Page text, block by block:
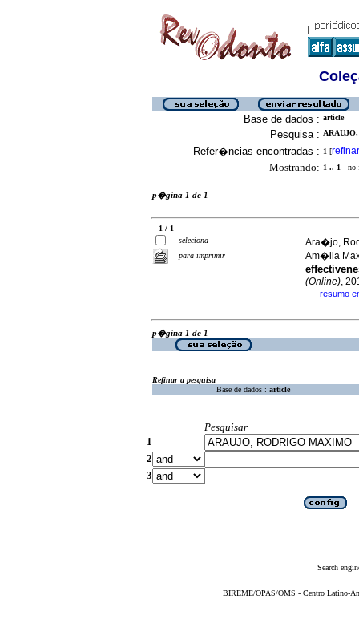
Base de dados : article
Pesquisa :
Refer�ncias encontradas : 1 [refinar
Mostrando: 1 .. 1 no
p�gina 1 de 1
1 / 1
seleciona
para imprimir
Ara�jo,
Am�lia
(Online),
· resumo
p�gina 1 de 1
Refinar a pesquisa
Base de dados : article
Pesquisar
1
2
3
Search
BIREME/OPAS/OMS - Centro Latino-